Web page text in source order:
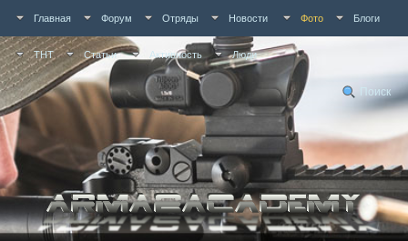
Главная Форум Отряды Новости Фото Блоги
ТНТ Статьи Активность Люди
Поиск